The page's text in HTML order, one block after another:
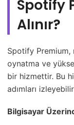
Spotify
Alınır?
Spotify Premium,
oynatma ve
bir hizmettir. Bu
adımları
Bilgisayar